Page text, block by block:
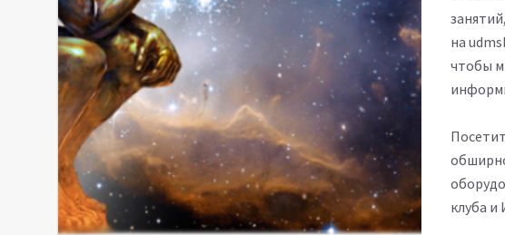
на
чтобы
клуба и